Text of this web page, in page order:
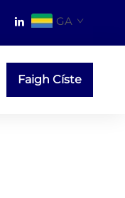
GA
Faigh Císte